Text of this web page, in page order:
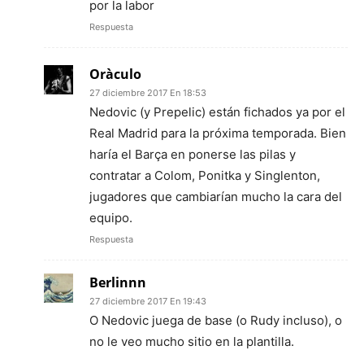
por la labor
Respuesta
Oràculo
27 diciembre 2017 En 18:53
Nedovic (y Prepelic) están fichados ya por el
Real Madrid para la próxima temporada. Bien
haría el Barça en ponerse las pilas y
contratar a Colom, Ponitka y Singlenton,
jugadores que cambiarían mucho la cara del
equipo.
Respuesta
Berlinnn
27 diciembre 2017 En 19:43
O Nedovic juega de base (o Rudy incluso), o
no le veo mucho sitio en la plantilla.